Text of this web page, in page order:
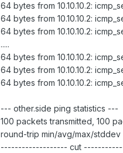
64 bytes from 10.10.10.2:
64 bytes from 10.10.10.2:
64 bytes from 10.10.10.2:
.....
64 bytes from 10.10.10.2:
64 bytes from 10.10.10.2:
64 bytes from 10.10.10.2:
--- other.side ping statistics ---
100 packets transmitted, 100
round-trip min/avg/max/stddev
------------------- cut